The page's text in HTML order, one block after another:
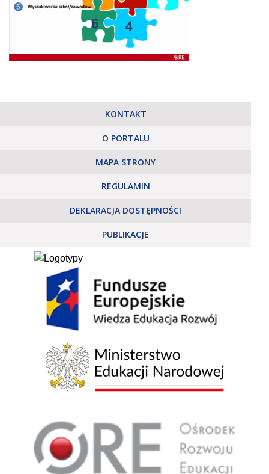
KONTAKT
O PORTALU
MAPA STRONY
REGULAMIN
DEKLARACJA DOSTĘPNOŚCI
PUBLIKACJE